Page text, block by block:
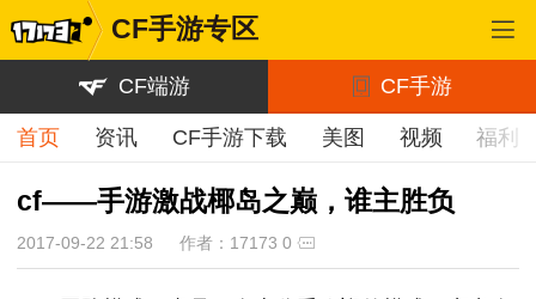
CF手游专区
CF端游 CF手游
首页 资讯 CF手游下载 美图 视频 福利
cf——手游激战椰岛之巅，谁主胜负
2017-09-22 21:58 作者：17173 0